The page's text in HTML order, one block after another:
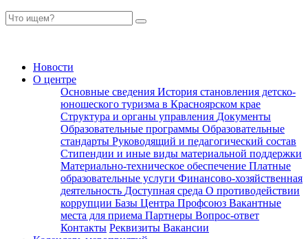
Новости
О центре
Основные сведения История становления детско-
юношеского туризма в Красноярском крае
Структура и органы управления Документы
Образовательные программы Образовательные
стандарты Руководящий и педагогический состав
Стипендии и иные виды материальной поддержки
Материально-техническое обеспечение Платные
образовательные услуги Финансово-хозяйственная
деятельность Доступная среда О противодействии
коррупции Базы Центра Профсоюз Вакантные
места для приема Партнеры Вопрос-ответ
Контакты Реквизиты Вакансии